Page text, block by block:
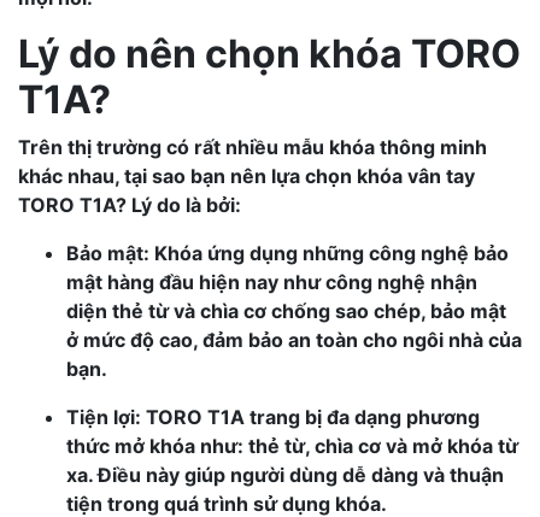
Lý do nên chọn khóa TORO
T1A?
Trên thị trường có rất nhiều mẫu khóa thông minh
khác nhau, tại sao bạn nên lựa chọn khóa vân tay
TORO T1A? Lý do là bởi:
Bảo mật: Khóa ứng dụng những công nghệ bảo
mật hàng đầu hiện nay như công nghệ nhận
diện thẻ từ và chìa cơ chống sao chép, bảo mật
ở mức độ cao, đảm bảo an toàn cho ngôi nhà của
bạn.
Tiện lợi: TORO T1A trang bị đa dạng phương
thức mở khóa như: thẻ từ, chìa cơ và mở khóa từ
xa. Điều này giúp người dùng dễ dàng và thuận
tiện trong quá trình sử dụng khóa.